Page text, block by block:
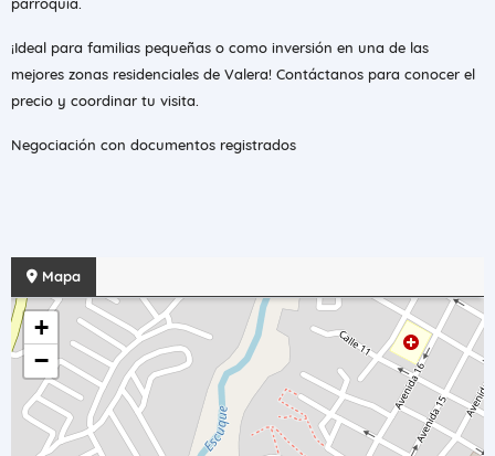
¡Ideal para familias pequeñas o como inversión en una de las
mejores zonas residenciales de Valera! Contáctanos para conocer el
precio y coordinar tu visita.
Negociación con documentos registrados
Mapa
+
−